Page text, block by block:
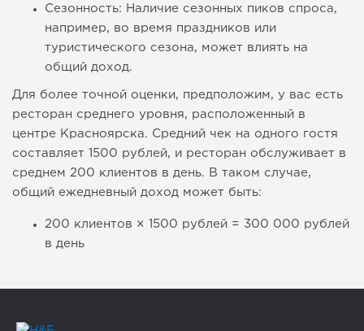
Сезонность: Наличие сезонных пиков спроса,
например, во время праздников или
туристического сезона, может влиять на
общий доход.
Для более точной оценки, предположим, у вас есть
ресторан среднего уровня, расположенный в
центре Красноярска. Средний чек на одного гостя
составляет 1500 рублей, и ресторан обслуживает в
среднем 200 клиентов в день. В таком случае,
общий ежедневный доход может быть:
200 клиентов × 1500 рублей = 300 000 рублей
в день